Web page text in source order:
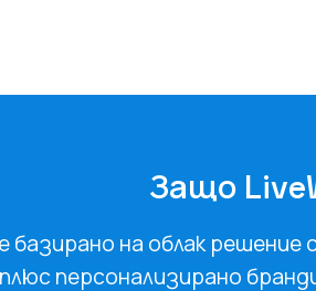
Защо
базирано на облак
персонализирано